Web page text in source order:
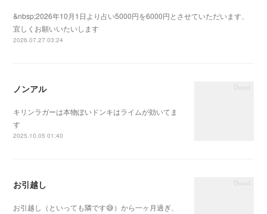
&nbsp;2026年10月1日より占い5000円を6000円とさせていただいます、
宜しくお願いいたいします
2026.07.27 03:24
ノンアル
キリンラガーは本物ぽいドンキはライムが効いてま
す
2025.10.05 01:40
お引越し
お引越し（といっても隣です😅）から一ヶ月過ぎ、